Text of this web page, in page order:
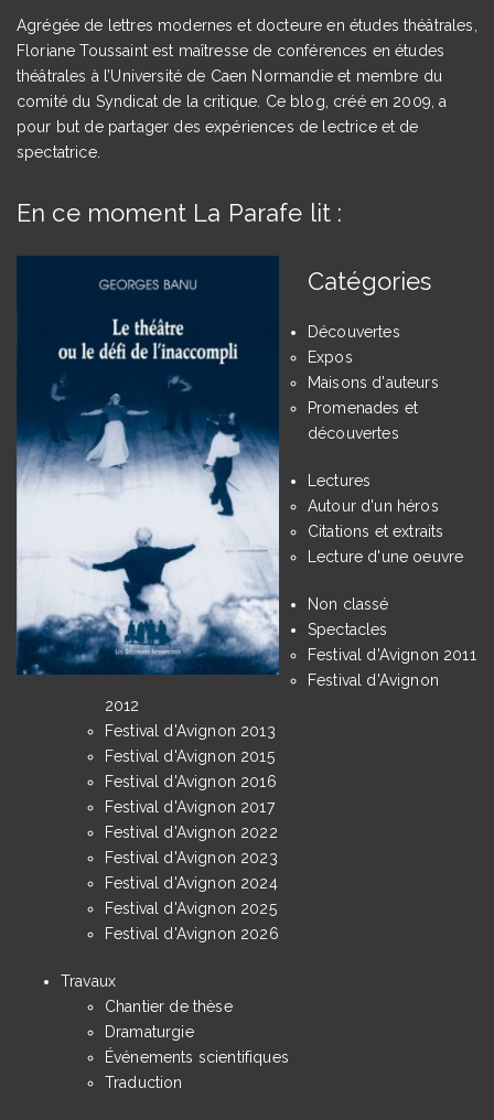
Agrégée de lettres modernes et docteure en études théâtrales,
Floriane Toussaint est maîtresse de conférences en études
théâtrales à l’Université de Caen Normandie et membre du
comité du Syndicat de la critique. Ce blog, créé en 2009, a
pour but de partager des expériences de lectrice et de
spectatrice.
En ce moment La Parafe lit :
Catégories
Découvertes
Expos
Maisons d'auteurs
Promenades et
découvertes
Lectures
Autour d'un héros
Citations et extraits
Lecture d'une oeuvre
Non classé
Spectacles
Festival d'Avignon 2011
Festival d'Avignon
2012
Festival d'Avignon 2013
Festival d'Avignon 2015
Festival d'Avignon 2016
Festival d'Avignon 2017
Festival d'Avignon 2022
Festival d'Avignon 2023
Festival d'Avignon 2024
Festival d'Avignon 2025
Festival d'Avignon 2026
Travaux
Chantier de thèse
Dramaturgie
Événements scientifiques
Traduction